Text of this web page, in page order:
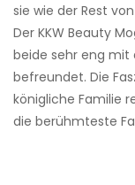
sie wie der Rest
Der KKW Beauty
beide sehr eng mit
befreundet. Die
königliche Familie
die berühmteste